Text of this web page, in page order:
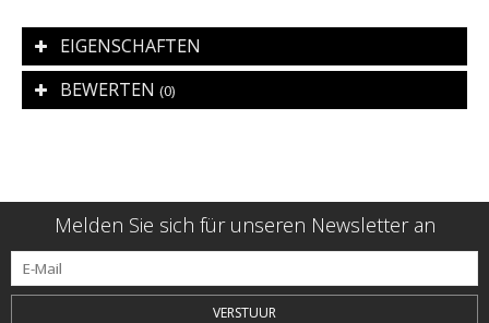
EIGENSCHAFTEN
BEWERTEN (0)
Melden Sie sich für unseren Newsletter an
VERSTUUR